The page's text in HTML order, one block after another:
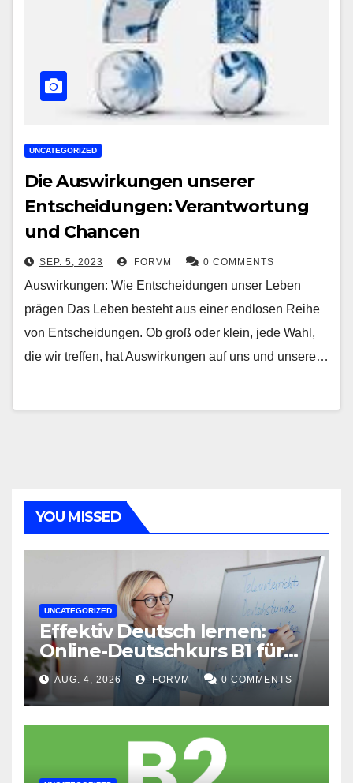
UNCATEGORIZED
Die Auswirkungen unserer
Entscheidungen: Verantwortung
und Chancen
SEP. 5, 2023 FORVM 0 COMMENTS
Auswirkungen: Wie Entscheidungen unser Leben
prägen Das Leben besteht aus einer endlosen Reihe
von Entscheidungen. Ob groß oder klein, jede Wahl,
die wir treffen, hat Auswirkungen auf uns und unsere…
YOU MISSED
UNCATEGORIZED
Effektiv Deutsch lernen:
Online-Deutschkurs B1 für
flexible Lernerfolge
AUG. 4, 2026 FORVM 0 COMMENTS